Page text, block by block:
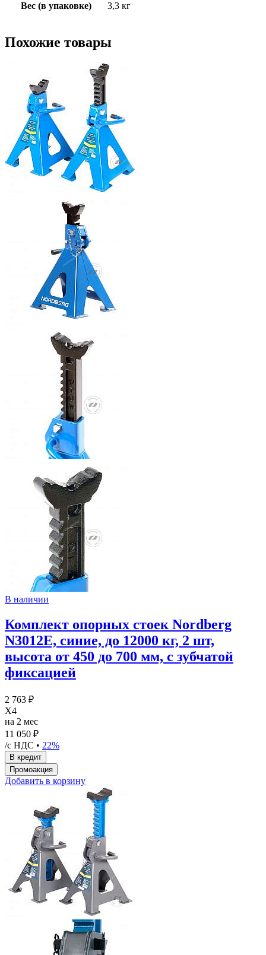
Вес (в упаковке) 3,3 кг
Похожие товары
В наличии
Комплект опорных стоек Nordberg
N3012E, синие, до 12000 кг, 2 шт,
высота от 450 до 700 мм, с зубчатой
фиксацией
2 763 ₽
X4
на 2 мес
11 050 ₽
/с НДС • 22%
Добавить в корзину